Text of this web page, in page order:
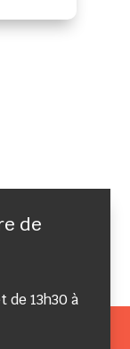
de
de 13h30 à